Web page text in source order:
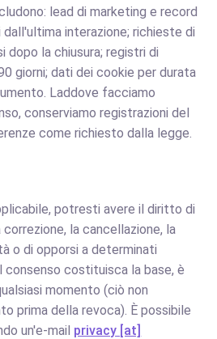
lead di marketing e record
dall'ultima interazione; richieste di
dopo la chiusura; registri di
giorni; dati dei cookie per durata
Laddove facciamo
conserviamo registrazioni del
come richiesto dalla legge.
potresti avere il diritto di
la cancellazione, la
o di opporsi a determinati
costituisca la base, è
momento (ciò non
prima della revoca). È possibile
un'e-mail privacy [at]